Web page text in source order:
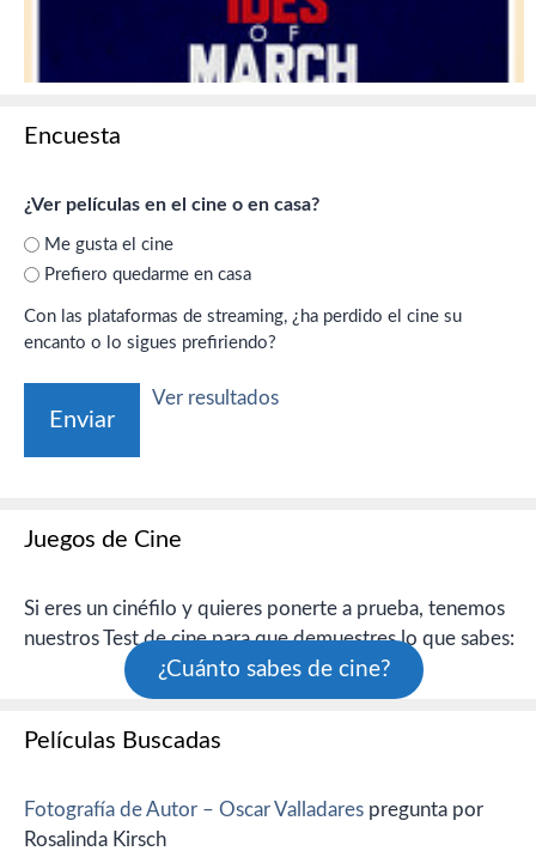
Encuesta
¿Ver películas en el cine o en casa?
Me gusta el cine
Prefiero quedarme en casa
Con las plataformas de streaming, ¿ha perdido el cine su
encanto o lo sigues prefiriendo?
Ver resultados
Juegos de Cine
Si eres un cinéfilo y quieres ponerte a prueba, tenemos
nuestros Test de cine para que demuestres lo que sabes:
¿Cuánto sabes de cine?
Películas Buscadas
Fotografía de Autor – Oscar Valladares pregunta por
Rosalinda Kirsch